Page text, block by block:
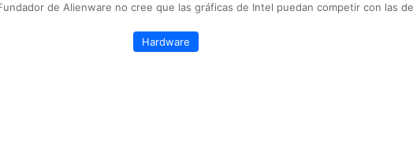
de Alienware no cree que las gráficas de Intel puedan competir con las
Hardware